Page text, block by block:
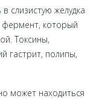
слизистую желудка
фермент, который
Токсины,
гастрит, полипы,
может находиться